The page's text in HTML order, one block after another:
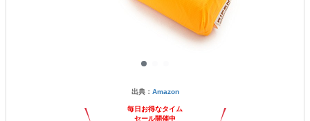
出典： Amazon
毎日お得なタイム
セール開催中